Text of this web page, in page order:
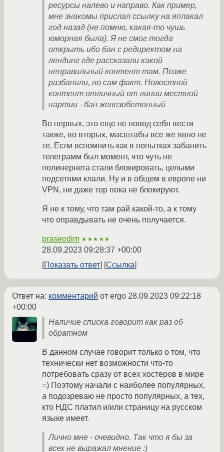
ресурсы налево и направо. Как пример,
мне знакомы прислал ссылку на яплакал
год назад (не помню, какая-то чушь
юморная была). Я не смог тогда
открыть ибо бан с редиректом на
лендинг где рассказали какой
неправильный контент там. Позже
разбанили, но сам факт. Новостной
контент отличный от линии местной
партии - бан железобетонный
Во первых, это еще не повод себя вести
также, во вторых, масштабы все же явно не
те. Если вспомнить как в попытках забанить
телеграмм был момент, что чуть не
полинернета стали блокировать, целыми
подсетями клали. Ну и в общем в европе ни
VPN, ни даже тор пока не блокируют.
Я не к тому, что там рай какой-то, а к тому
что оправдывать не очень получается.
praseodim ★★★★★
28.09.2023 09:28:37 +00:00
Показать ответ
Ссылка
Ответ на: комментарий от ergo 28.09.2023 09:22:18
+00:00
Наличие списка говорит как раз об
обратном
В данном случае говорит только о том, что
технически нет возможности что-то
потребовать сразу от всех хостеров в мире
=) Поэтому начали с наиболее популярных,
а подозреваю не просто популярных, а тех,
кто НДС платил и/или страницу на русском
языке имеет.
Лично мне - очевидно. Так что я бы за
всех не выражал мнение :)